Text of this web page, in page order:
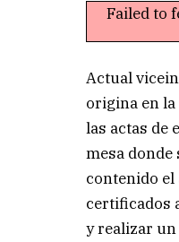
Failed to
Actual
origina en
las actas de
mesa donde
contenido el
certificados
y realizar un